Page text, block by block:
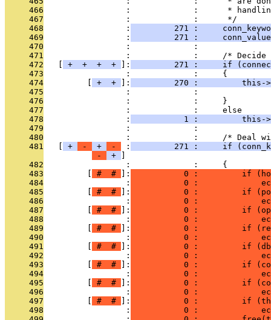
     466
:             :      *
     467
                 :             :      */
     468
                 :
271 :
     469
                 :
271 :
     470
                 :             :
     471
:             :     /* Decide
     472
+ + + + ]:
271 :     if
     473
                 :             :     {
     474
+ + ]:
270 :         this-
     475
:             :
     476
                 :             :     }
     477
                 :             :     else
     478
                 :
1 :         this-
     479
                 :             :
     480
:             :     /* Deal
     481
+ - + - :
271 :     if
-
+
     482
                 :             :     {
     483
# # ]:
0 :         if
     484
                 :
0 :
     485
# # ]:
0 :         if
     486
                 :
0 :
     487
# # ]:
0 :         if
     488
                 :
0 :
     489
# # ]:
0 :         if
     490
                 :
0 :
     491
# # ]:
0 :         if
     492
                 :
0 :
     493
# # ]:
0 :         if
     494
                 :
0 :
     495
# # ]:
0 :         if
     496
                 :
0 :
     497
# # ]:
0 :         if
     498
                 :
0 :